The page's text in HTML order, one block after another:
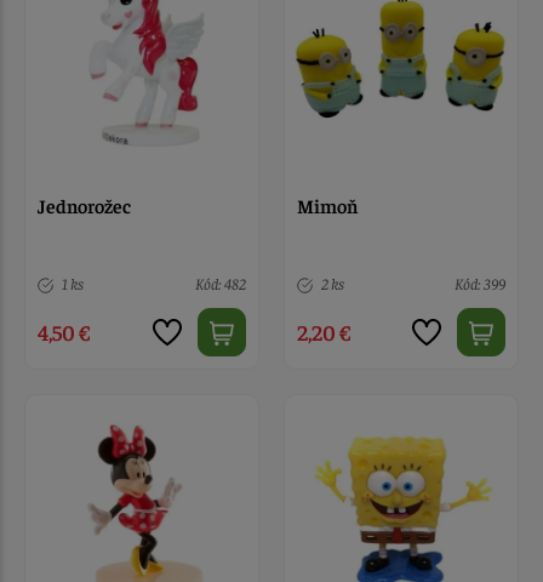
Jednorožec
1 ks Kód: 482
4,50 €
Mimoň
2 ks Kód: 399
2,20 €